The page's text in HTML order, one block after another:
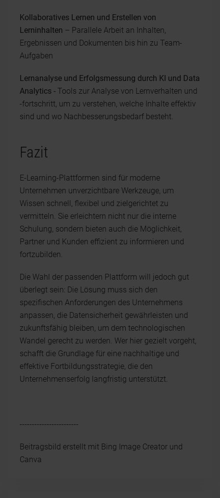
Kollaboratives Lernen und Erstellen von
Lerninhalten – Parallele Arbeit an Inhalten,
Ergebnissen und Dokumenten bis hin zu Team-
Aufgaben
Lernanalyse und Erfolgsmessung durch KI und Data
Analytics - Tools zur Analyse von Lernverhalten und
-fortschritt, um zu verstehen, welche Inhalte effektiv
sind und wo Nachbesserungsbedarf besteht.
Fazit
E-Learning-Plattformen sind für moderne
Unternehmen unverzichtbare Werkzeuge, um
Wissen schnell, flexibel und zielgerichtet zu
vermitteln. Sie erleichtern nicht nur die interne
Schulung, sondern bieten auch die Möglichkeit,
Partner und Kunden effizient zu informieren und
fortzubilden.
Die Wahl der passenden Plattform will jedoch gut
überlegt sein: Die Lösung muss sich den
spezifischen Anforderungen des Unternehmens
anpassen, die Datensicherheit gewährleisten und
zukunftsfähig bleiben, um dem technologischen
Wandel gerecht zu werden. Wer hier gezielt vorgeht,
schafft die Grundlage für eine nachhaltige und
effektive Fortbildungsstrategie, die den
Unternehmenserfolg langfristig unterstützt.
------------------------
Beitragsbild erstellt mit Bing Image Creator und
Canva